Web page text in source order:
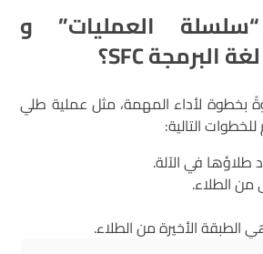
العمليات” و
البرمجةSFC؟
لأداء المهمة، مثل عملية طلي
التالية:
طلاؤها في الآلة.
من الطلاء.
الطبقة الأخيرة من الطلاء.